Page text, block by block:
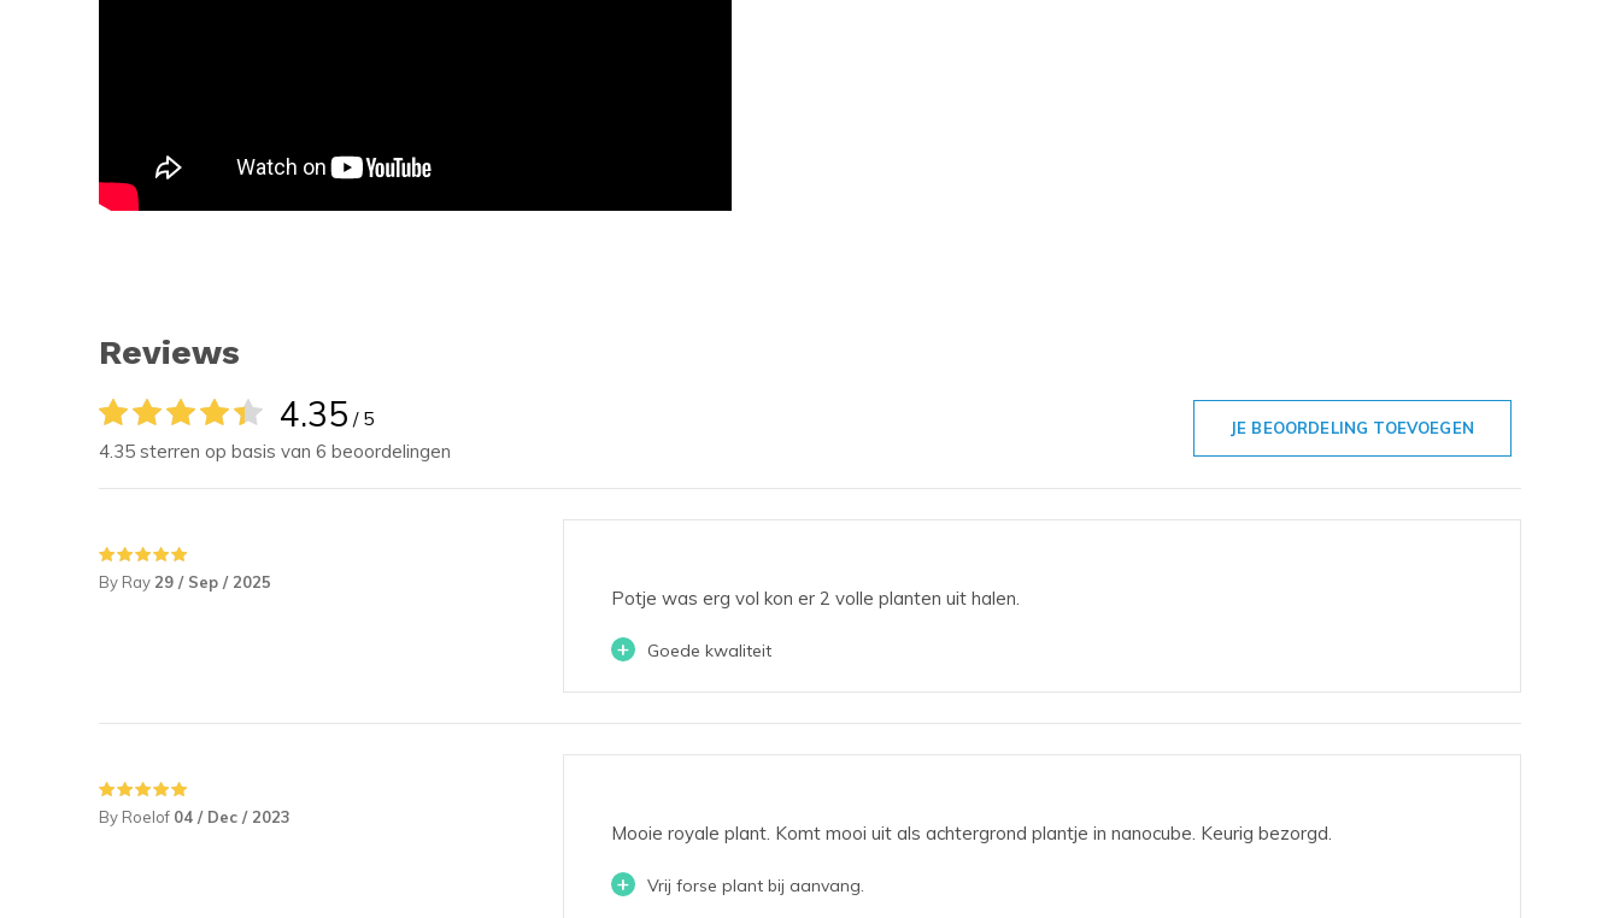
Reviews
4.35 / 5
4.35 sterren op basis van 6 beoordelingen
JE BEOORDELING TOEVOEGEN
By Ray 29 / Sep / 2025
Potje was erg vol kon er 2 volle planten uit halen.
+ Goede kwaliteit
By Roelof 04 / Dec / 2023
Mooie royale plant. Komt mooi uit als achtergrond plantje in nanocube. Keurig bezorgd.
+ Vrij forse plant bij aanvang.